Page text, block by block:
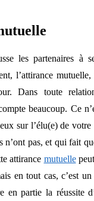
les partenaires à
l’attirance
Dans toute
beaucoup. Ce
sur l’élu(e) de
n’ont pas, et qui fait
attirance mutuelle
en tout cas, c’est
en partie la réussite